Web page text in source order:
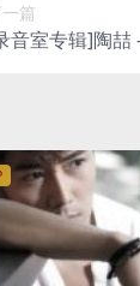
篇
音室专辑]陶喆